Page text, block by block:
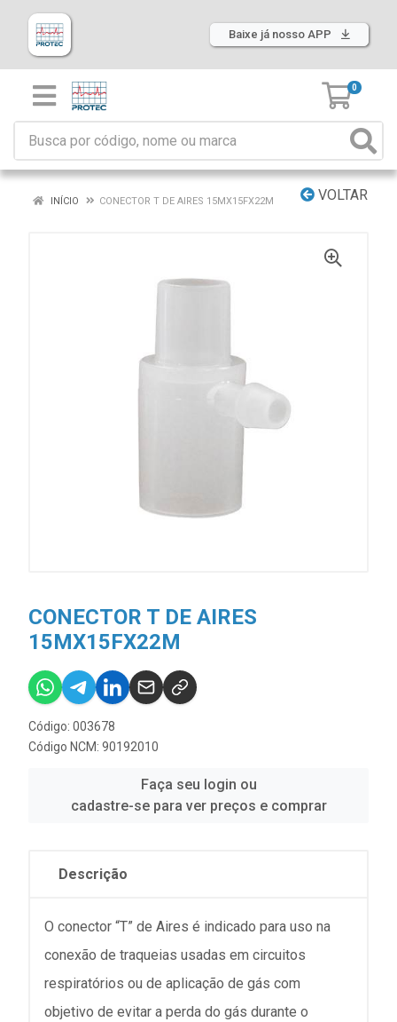
Baixe já nosso APP
0
VOLTAR
INÍCIO CONECTOR T DE AIRES 15MX15FX22M
CONECTOR T DE AIRES
15MX15FX22M
Código: 003678
Código NCM: 90192010
Faça seu login ou
cadastre-se para ver preços e comprar
Descrição
O conector “T” de Aires é indicado para uso na
conexão de traqueias usadas em circuitos
respiratórios ou de aplicação de gás com
objetivo de evitar a perda do gás durante o